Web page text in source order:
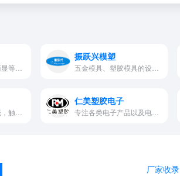
振跃兴模塑
仁美塑胶电子
专注各类电子产品以及电脑周边机型的外壳研发制造
厂家收录